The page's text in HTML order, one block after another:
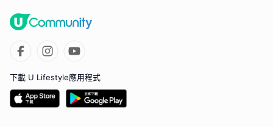
下載 U Lifestyle應用程式